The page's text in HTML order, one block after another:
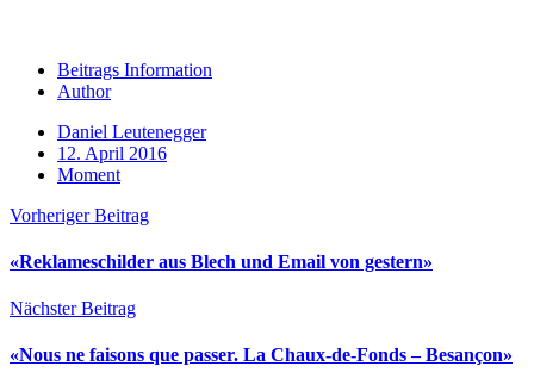
Beitrags Information
Author
Daniel Leutenegger
12. April 2016
Moment
Vorheriger Beitrag
«Reklameschilder aus Blech und Email von gestern»
Nächster Beitrag
«Nous ne faisons que passer. La Chaux-de-Fonds – Besançon»